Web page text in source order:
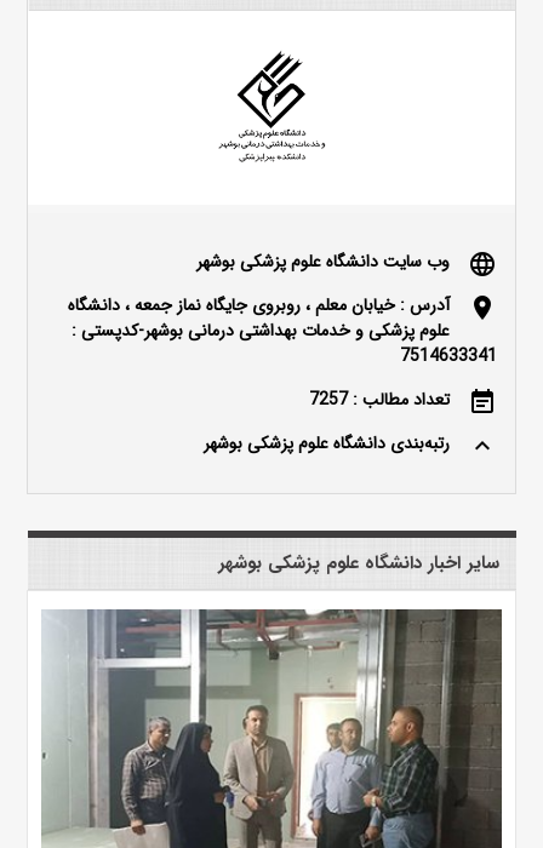
language وب سایت دانشگاه علوم پزشکی بوشهر
location_on
آدرس : خیابان معلم ، روبروی جایگاه نماز جمعه ، دانشگاه
علوم پزشکی و خدمات بهداشتی درمانی بوشهر-کدپستی :
7514633341
event_note تعداد مطالب : 7257
keyboard_arrow_up رتبه‌بندی دانشگاه علوم پزشکی بوشهر
سایر اخبار دانشگاه علوم پزشکی بوشهر